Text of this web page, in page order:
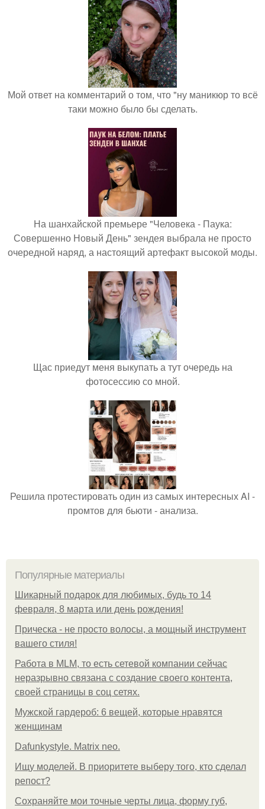
Мой ответ на комментарий о том, что "ну маникюр то всё
таки можно было бы сделать.
На шанхайской премьере "Человека - Паука:
Совершенно Новый День" зендея выбрала не просто
очередной наряд, а настоящий артефакт высокой моды.
Щас приедут меня выкупать а тут очередь на
фотосессию со мной.
Решила протестировать один из самых интересных AI -
промтов для бьюти - анализа.
Популярные материалы
Шикарный подарок для любимых, будь то 14
февраля, 8 марта или день рождения!
Прическа - не просто волосы, а мощный инструмент
вашего стиля!
Работа в MLM, то есть сетевой компании сейчас
неразрывно связана с создание своего контента,
своей страницы в соц сетях.
Мужской гардероб: 6 вещей, которые нравятся
женщинам
Dafunkystyle. Matrix neo.
Ищу моделей. В приоритете выберу того, кто сделал
репост?
Сохраняйте мои точные черты лица, форму губ,